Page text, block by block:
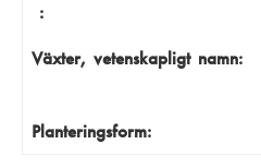
:
Växter, vetenskapligt namn:
Planteringsform: